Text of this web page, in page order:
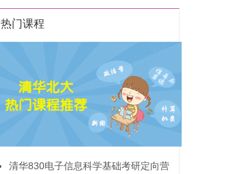
热门课程
清华830电子信息科学基础考研定向营